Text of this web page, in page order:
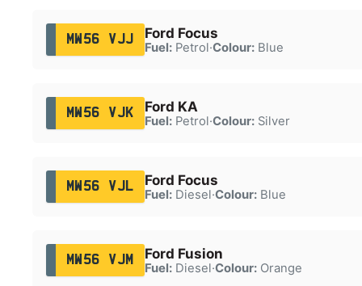
MW56 VJJ Ford Focus
Fuel:Petrol·Colour:Blue
MW56 VJK Ford KA
Fuel:Petrol·Colour:Silver
MW56 VJL Ford Focus
Fuel:Diesel·Colour:Blue
MW56 VJM Ford Fusion
Fuel:Diesel·Colour:Orange